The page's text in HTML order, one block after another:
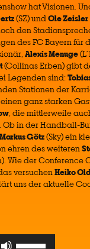
hat Visionen.
(SZ) undOle Zeisler
den
des FC Bayern für
Alexis Menuge
(Collinas Erben) gibt
Legenden sind:
Stationen der
ganz starken
, die mittlerweile
in der Handball-
Markus Götz(Sky) ein
ehren des weiteren
Wie der Conference
versuchenHeiko
uns der aktuelle